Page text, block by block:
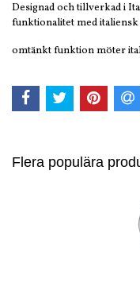
Designad och tillverkad i
funktionalitet med
omtänkt funktion möter
Flera populära